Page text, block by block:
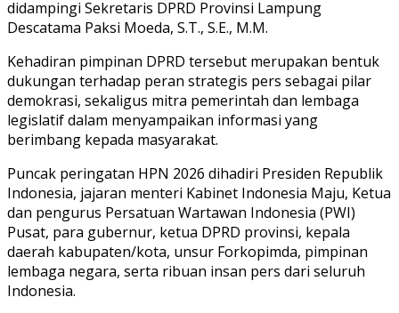
didampingi Sekretaris DPRD Provinsi Lampung
Descatama Paksi Moeda, S.T., S.E., M.M.
Kehadiran pimpinan DPRD tersebut merupakan bentuk
dukungan terhadap peran strategis pers sebagai pilar
demokrasi, sekaligus mitra pemerintah dan lembaga
legislatif dalam menyampaikan informasi yang
berimbang kepada masyarakat.
Puncak peringatan HPN 2026 dihadiri Presiden Republik
Indonesia, jajaran menteri Kabinet Indonesia Maju, Ketua
dan pengurus Persatuan Wartawan Indonesia (PWI)
Pusat, para gubernur, ketua DPRD provinsi, kepala
daerah kabupaten/kota, unsur Forkopimda, pimpinan
lembaga negara, serta ribuan insan pers dari seluruh
Indonesia.